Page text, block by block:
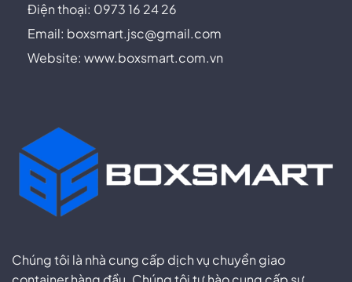
Điện thoại: 0973 16 24 26
Email: boxsmart.jsc@gmail.com
Website: www.boxsmart.com.vn
Chúng tôi là nhà cung cấp dịch vụ chuyển giao